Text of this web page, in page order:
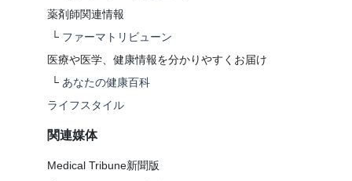
薬剤師関連情報
└ ファーマトリビューン
医療や医学、健康情報を分かりやすくお届け
└ あなたの健康百科
ライフスタイル
関連媒体
Medical Tribune新聞版